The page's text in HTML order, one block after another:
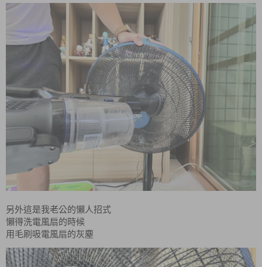
另外這是我老公的懶人招式
懶得洗電風扇的時候
用 毛刷吸電風扇的灰塵